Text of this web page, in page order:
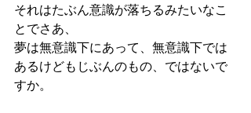
それはたぶん意識が落ちるみたいなこ
とでさあ、
夢は無意識下にあって、無意識下では
あるけどもじぶんのもの、ではないで
すか。